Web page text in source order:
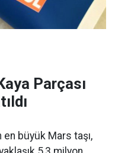
Parçası
büyük Mars taşı,